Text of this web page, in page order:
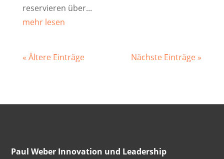
reservieren über...
mehr lesen
« Ältere Einträge Nächste Einträge »
Paul Weber Innovation und Leadership